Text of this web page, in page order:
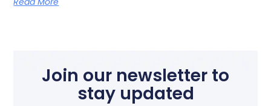
Join our newsletter to
stay updated